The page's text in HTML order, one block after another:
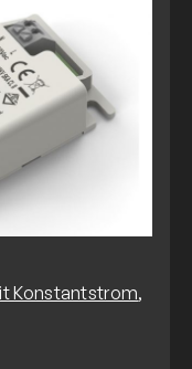
Konstantstrom,